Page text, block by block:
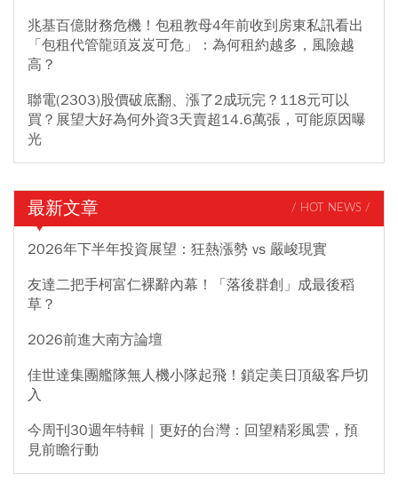
兆基百億財務危機！包租教母4年前收到房東私訊看出
「包租代管龍頭岌岌可危」：為何租約越多，風險越
高？
聯電(2303)股價破底翻、漲了2成玩完？118元可以
買？展望大好為何外資3天賣超14.6萬張，可能原因曝
光
最新文章 / HOT NEWS /
2026年下半年投資展望：狂熱漲勢 vs 嚴峻現實
友達二把手柯富仁裸辭內幕！「落後群創」成最後稻
草？
2026前進大南方論壇
佳世達集團艦隊無人機小隊起飛！鎖定美日頂級客戶切
入
今周刊30週年特輯｜更好的台灣：回望精彩風雲，預
見前瞻行動